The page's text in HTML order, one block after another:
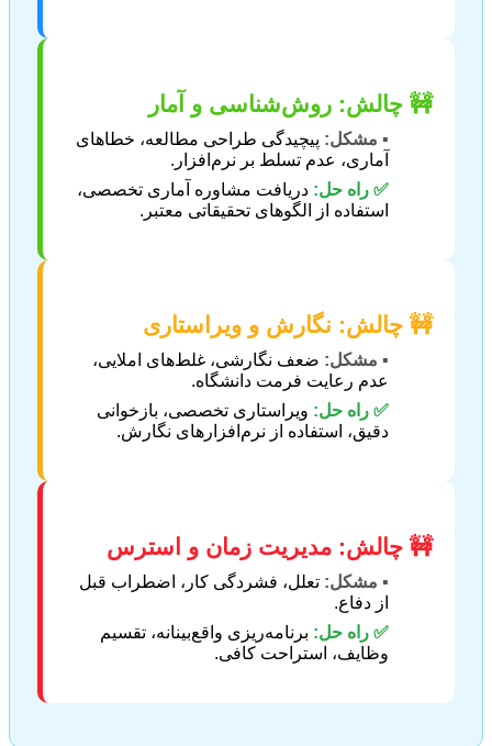
🚧 چالش: روش‌شناسی و آمار
▪️ مشکل: پیچیدگی طراحی مطالعه، خطاهای
آماری، عدم تسلط بر نرم‌افزار.
✅ راه حل: دریافت مشاوره آماری تخصصی،
استفاده از الگوهای تحقیقاتی معتبر.
🚧 چالش: نگارش و ویراستاری
▪️ مشکل: ضعف نگارشی، غلط‌های املایی،
عدم رعایت فرمت دانشگاه.
✅ راه حل: ویراستاری تخصصی، بازخوانی
دقیق، استفاده از نرم‌افزارهای نگارش.
🚧 چالش: مدیریت زمان و استرس
▪️ مشکل: تعلل، فشردگی کار، اضطراب قبل
از دفاع.
✅ راه حل: برنامه‌ریزی واقع‌بینانه، تقسیم
وظایف، استراحت کافی.